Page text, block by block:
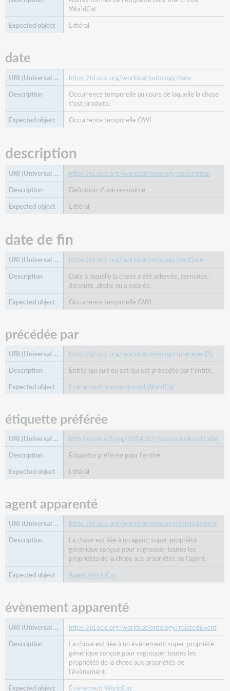
œuvre
apparentée
date
de
début
par
type
WorldCat.
Littéral
date
https://id.oclc.org/worldcat/ontology/date
Occurrence temporelle au cours de laquelle la chose
s'est produite.
Occurrence temporelle OWL
description
https://id.oclc.org/worldcat/ontology/description
Définition d'une ressource.
Littéral
date de fin
https://id.oclc.org/worldcat/ontology/endDate
Date à laquelle la chose a été achevée, terminée,
dissoute, abolie ou a expirée.
Occurrence temporelle OWL
précédée par
https://id.oclc.org/worldcat/ontology/precededBy
Entité qui suit ou est qui est précédée par l'entité.
Évènement transactionnel WorldCat
étiquette préférée
http://www.w3.org/2004/02/skos/core#prefLabel
Étiquette préférée pour l'entité.
Littéral
agent apparenté
https://id.oclc.org/worldcat/ontology/relatedAgent
La chose est liée à un agent; super-propriété
générique conçue pour regrouper toutes les
propriétés de la chose aux propriétés de l'agent.
Agent WorldCat
évènement apparenté
https://id.oclc.org/worldcat/ontology/relatedEvent
La chose est liée à un évènement; super-propriété
générique conçue pour regrouper toutes les
propriétés de la chose aux propriétés de
l'évènement.
Évènement WorldCat